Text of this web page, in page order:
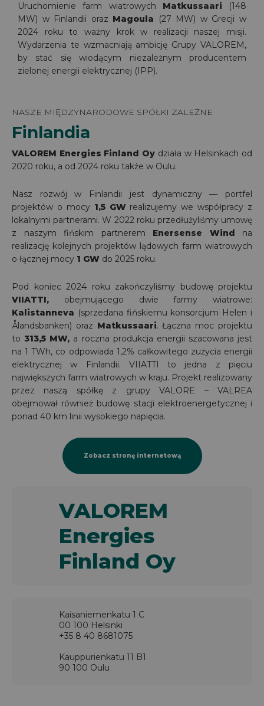
Uruchomienie farm wiatrowych Matkussaari (148
MW) w Finlandii oraz Magoula (27 MW) w Grecji w
2024 roku to ważny krok w realizacji naszej misji.
Wydarzenia te wzmacniają ambicję Grupy VALOREM,
by stać się wiodącym niezależnym producentem
zielonej energii elektrycznej (IPP).
NASZE MIĘDZYNARODOWE SPÓŁKI ZALEŻNE
Finlandia
VALOREM Energies Finland Oy działa w Helsinkach od
2020 roku, a od 2024 roku także w Oulu.
Nasz rozwój w Finlandii jest dynamiczny — portfel
projektów o mocy 1,5 GW realizujemy we współpracy z
lokalnymi partnerami. W 2022 roku przedłużyliśmy umowę
z naszym fińskim partnerem Enersense Wind na
realizację kolejnych projektów lądowych farm wiatrowych
o łącznej mocy 1 GW do 2025 roku.
Pod koniec 2024 roku zakończyliśmy budowę projektu
VIIATTI, obejmującego dwie farmy wiatrowe:
Kalistanneva (sprzedana fińskiemu konsorcjum Helen i
Ålandsbanken) oraz Matkussaari. Łączna moc projektu
to313,5 MW, a roczna produkcja energii szacowana jest
na 1 TWh, co odpowiada 1,2% całkowitego zużycia energii
elektrycznej w Finlandii. VIIATTI to jedna z pięciu
największych farm wiatrowych w kraju. Projekt realizowany
przez naszą spółkę z grupy VALORE – VALREA
obejmował również budowę stacji elektroenergetycznej i
ponad 40 km linii wysokiego napięcia.
Zobacz stronę internetową
VALOREM
Energies
Finland Oy
Kaisaniemenkatu 1 C
00 100 Helsinki
+35 8 40 8681075
Kauppurienkatu 11 B1
90 100 Oulu